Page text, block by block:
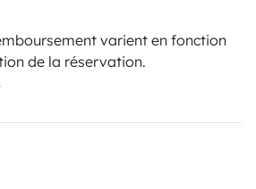
varient en fonction
de la réservation.